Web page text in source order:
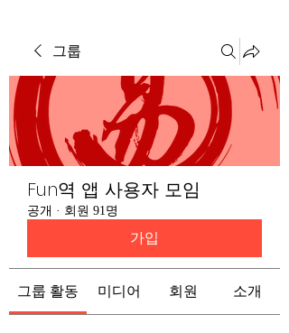
그룹
Fun역 앱 사용자 모임
공개 · 회원 91명
가입
그룹 활동 미디어 회원 소개